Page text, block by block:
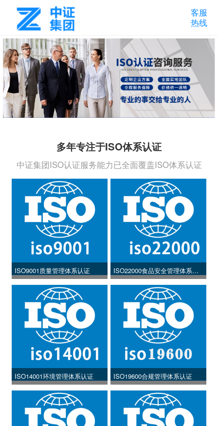
客服
热线
多年专注于ISO体系认证
中证集团ISO认证服务能力已全面覆盖ISO体系认证
ISO9001质量管理体系认证
ISO14001环境管理体系认证
ISO22000食品安全管理体系认
证
ISO19600合规管理体系认证